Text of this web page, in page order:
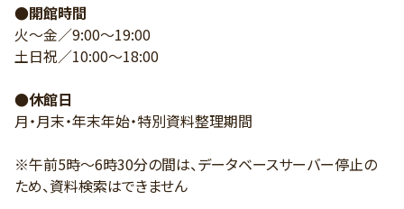
●開館時間
火～金／9:00～19:00
土日祝／10:00～18:00
●休館日
月・月末・年末年始・特別資料整理期間
※午前5時～6時30分の間は、データベースサーバー停止の
ため、資料検索はできません